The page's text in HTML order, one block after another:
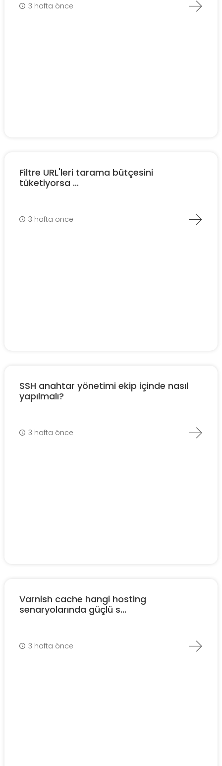
3 hafta önce
Filtre URL'leri tarama bütçesini
tüketiyorsa ...
3 hafta önce
SSH anahtar yönetimi ekip içinde nasıl
yapılmalı?
3 hafta önce
Varnish cache hangi hosting
senaryolarında güçlü s...
3 hafta önce